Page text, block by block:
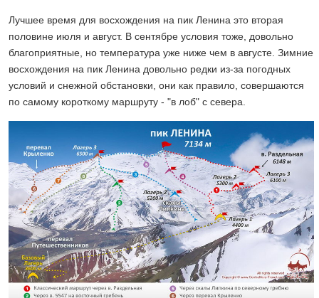
Лучшее время для восхождения на пик Ленина это вторая
половине июля и август. В сентябре условия тоже, довольно
благоприятные, но температура уже ниже чем в августе. Зимние
восхождения на пик Ленина довольно редки из-за погодных
условий и снежной обстановки, они как правило, совершаются
по самому короткому маршруту - "в лоб" с севера.